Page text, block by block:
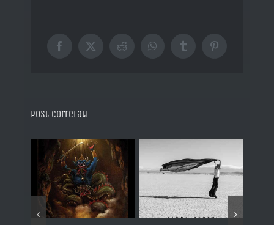
Facebook
X RedditWhatsAppTumblrPinterest
Post correlati